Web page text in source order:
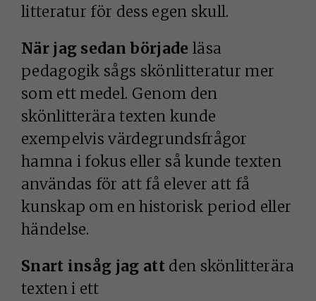
litteratur för dess egen skull.
När jag sedan började läsa
pedagogik sågs skönlitteratur mer
som ett medel. Genom den
skönlitterära texten kunde
exempelvis värdegrundsfrågor
hamna i fokus eller så kunde texten
användas för att få elever att få
kunskap om en historisk period eller
händelse.
Snart insåg jag attden skönlitterära
texten i ett